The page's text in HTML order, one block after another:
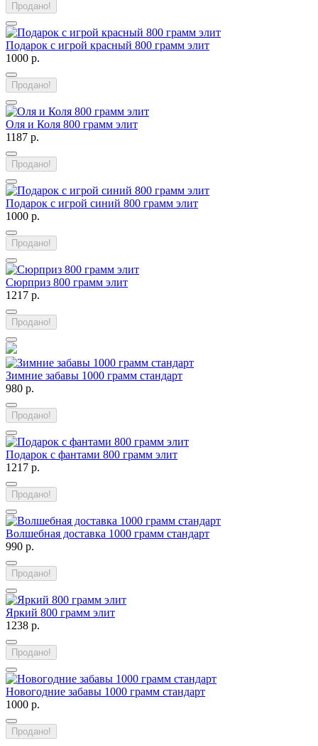
Продано!
Подарок с игрой красный 800 грамм элит
1000 р.
Продано!
Оля и Коля 800 грамм элит
1187 р.
Продано!
Подарок с игрой синий 800 грамм элит
1000 р.
Продано!
Сюрприз 800 грамм элит
1217 р.
Продано!
Зимние забавы 1000 грамм стандарт
980 р.
Продано!
Подарок с фантами 800 грамм элит
1217 р.
Продано!
Волшебная доставка 1000 грамм стандарт
990 р.
Продано!
Яркий 800 грамм элит
1238 р.
Продано!
Новогодние забавы 1000 грамм стандарт
1000 р.
Продано!